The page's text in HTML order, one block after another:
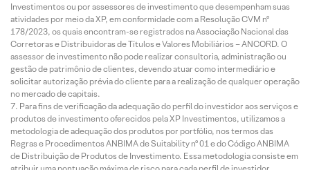
Investimentos ou por assessores de investimento que desempenham suas
atividades por meio da XP, em conformidade com a Resolução CVM nº
178/2023, os quais encontram-se registrados na Associação Nacional das
Corretoras e Distribuidoras de Títulos e Valores Mobiliários – ANCORD. O
assessor de investimento não pode realizar consultoria, administração ou
gestão de patrimônio de clientes, devendo atuar como intermediário e
solicitar autorização prévia do cliente para a realização de qualquer operação
no mercado de capitais.
Para fins de verificação da adequação do perfil do investidor aos serviços e
produtos de investimento oferecidos pela XP Investimentos, utilizamos a
metodologia de adequação dos produtos por portfólio, nos termos das
Regras e Procedimentos ANBIMA de Suitability nº 01 e do Código ANBIMA
de Distribuição de Produtos de Investimento. Essa metodologia consiste em